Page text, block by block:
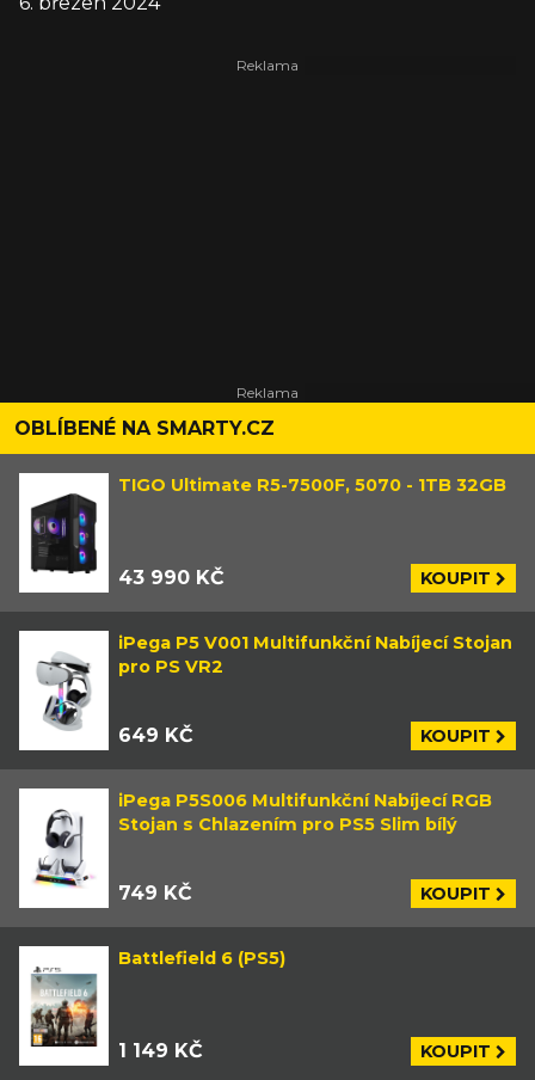
OBLÍBENÉ NA SMARTY.CZ
TIGO Ultimate R5-7500F, 5070 - 1TB 32GB
43 990 KČ KOUPIT
iPega P5 V001 Multifunkční Nabíjecí Stojan
pro PS VR2
649 KČ KOUPIT
iPega P5S006 Multifunkční Nabíjecí RGB
Stojan s Chlazením pro PS5 Slim bílý
749 KČ KOUPIT
Battlefield 6 (PS5)
1 149 KČ KOUPIT